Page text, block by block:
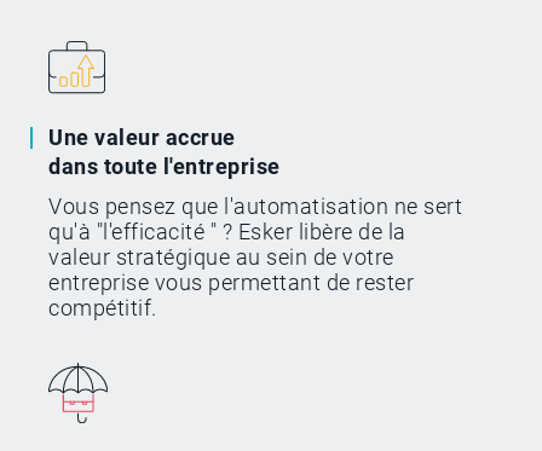
Une valeur accrue
dans toute l'entreprise
Vous pensez que l'automatisation ne sert
qu'à "l'efficacité " ? Esker libère de la
valeur stratégique au sein de votre
entreprise vous permettant de rester
compétitif.